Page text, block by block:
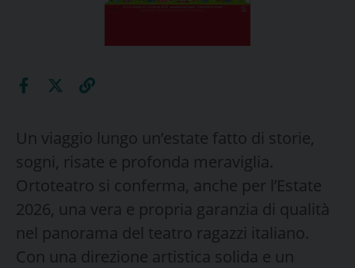
Un viaggio lungo un’estate fatto di storie,
sogni, risate e profonda meraviglia.
Ortoteatro si conferma, anche per l’Estate
2026, una vera e propria garanzia di qualità
nel panorama del teatro ragazzi italiano.
Con una direzione artistica solida e un